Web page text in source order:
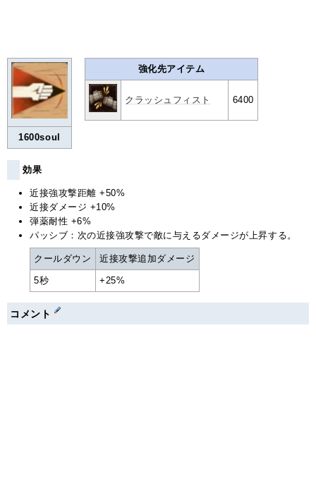
1600soul
強化先アイテム
クラッシュフィスト 6400
効果
近接強攻撃距離 +50%
近接ダメージ +10%
弾薬耐性 +6%
パッシブ：次の近接強攻撃で敵に与えるダメージが上昇する。
クールダウン 近接攻撃追加ダメージ
5秒 +25%
コメント